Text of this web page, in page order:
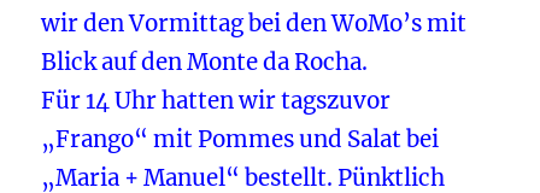
wir den Vormittag bei den WoMo’s mit
Blick auf den Monte da Rocha.
Für 14 Uhr hatten wir tagszuvor
„Frango“ mit Pommes und Salat bei
„Maria + Manuel“ bestellt. Pünktlich